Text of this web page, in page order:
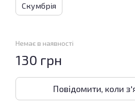
Скумбрія
Немає в наявності
130 грн
Повідомити, коли